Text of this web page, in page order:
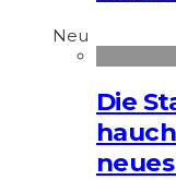
Neu
Die